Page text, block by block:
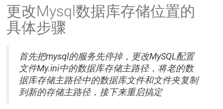
更改Mysql数据库存储位置的
具体步骤
首先把mysql的服务先停掉，更改MySQL配置
文件My.ini中的数据库存储主路径，将老的数
据库存储主路径中的数据库文件和文件夹复制
到新的存储主路径，接下来重启搞定